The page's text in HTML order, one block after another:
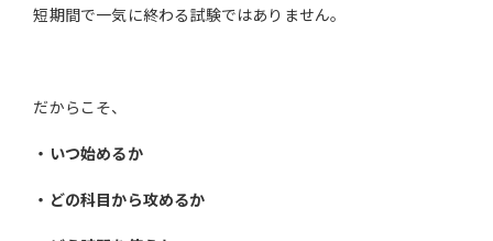
短期間で一気に終わる試験ではありません。
だからこそ、
・いつ始めるか
・どの科目から攻めるか